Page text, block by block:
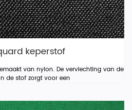
keperstof
van nylon. De vervlechting van de
de stof zorgt voor een